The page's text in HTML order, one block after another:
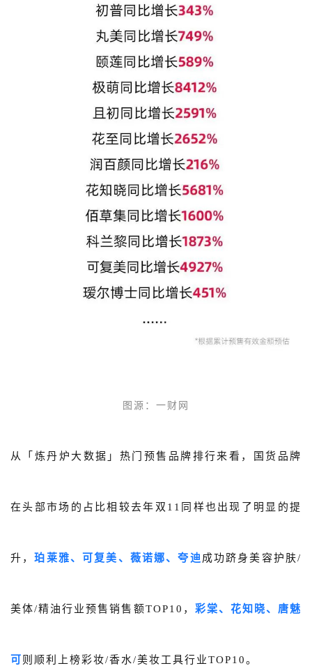
图源： 一财网
从「炼丹炉大数据」热门预售品牌排行来看，国货品牌
在头部市场的占比相较去年双11同样也出现了明显的提
升，珀莱雅、可复美、薇诺娜、夸迪 成功跻身美容护肤/
美体/精油行业预售销售额TOP10， 彩棠、花知晓、唐魅
可则顺利上榜彩妆/香水/美妆工具行业TOP10。